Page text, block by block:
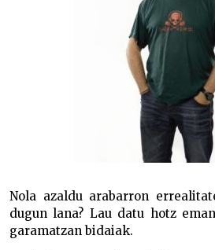
Nola azaldu arabarron
dugun lana? Lau datu hotz
garamatzan bidaiak.